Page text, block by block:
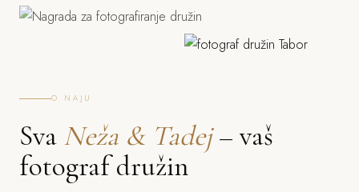
O NAJU
Sva Neža & Tadej– vaš
fotograf družin